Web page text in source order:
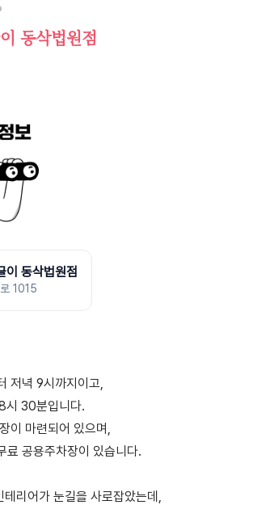
동삭법원점
동삭법원점
1015
저녁 9시까지이고,
시 30분입니다.
이 마련되어 있으며,
료 공용주차장이 있습니다.
리어가 눈길을 사로잡았는데,